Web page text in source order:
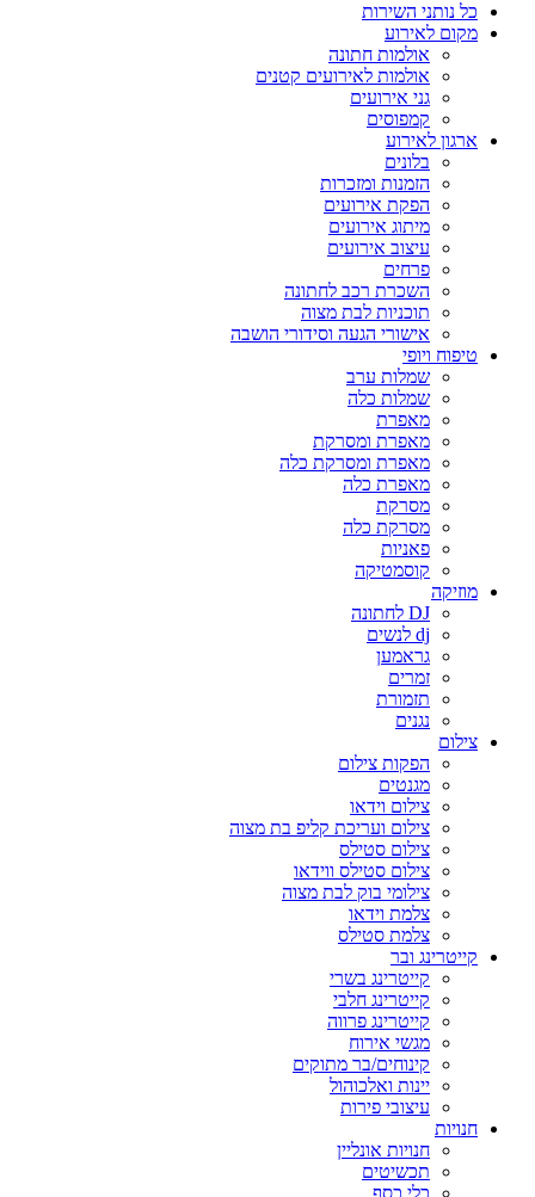
כל נותני השירות
מקום לאירוע
אולמות חתונה
אולמות לאירועים קטנים
גני אירועים
קמפוסים
ארגון לאירוע
בלונים
הזמנות ומזכרות
הפקת אירועים
מיתוג אירועים
עיצוב אירועים
פרחים
השכרת רכב לחתונה
תוכניות לבת מצוה
אישורי הגעה וסידורי הושבה
טיפוח ויופי
שמלות ערב
שמלות כלה
מאפרת
מאפרת ומסרקת
מאפרת ומסרקת כלה
מאפרת כלה
מסרקת
מסרקת כלה
פאניות
קוסמטיקה
מוזיקה
DJ לחתונה
dj לנשים
גראמען
זמרים
תזמורת
נגנים
צילום
הפקות צילום
מגנטים
צילום וידאו
צילום ועריכת קליפ בת מצוה
צילום סטילס
צילום סטילס ווידאו
צילומי בוק לבת מצוה
צלמת וידאו
צלמת סטילס
קייטרינג ובר
קייטרינג בשרי
קייטרינג חלבי
קייטרינג פרווה
מגשי אירוח
קינוחים/בר מתוקים
יינות ואלכוהול
עיצובי פירות
חנויות
חנויות אונליין
תכשיטים
כלי כסף